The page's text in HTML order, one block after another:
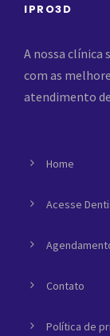
IPRO3D
A nossa clínica
com as
atendimento
Home
Acesse
Contato
Política de